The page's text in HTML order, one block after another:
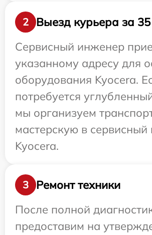
2
Выезд курьера за
Сервисный инженер
указанному адресу для
оборудования Kyocera.
потребуется
мы организуем
мастерскую в сервисный
Kyocera.
3
Ремонт техники
После полной
предоставим на